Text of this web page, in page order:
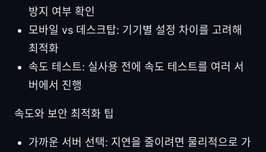
방지 여부 확인
모바일 vs 데스크탑: 기기별 설정 차이를 고려해
최적화
속도 테스트: 실사용 전에 속도 테스트를 여러 서
버에서 진행
속도와 보안 최적화 팁
가까운 서버 선택: 지연을 줄이려면 물리적으로 가